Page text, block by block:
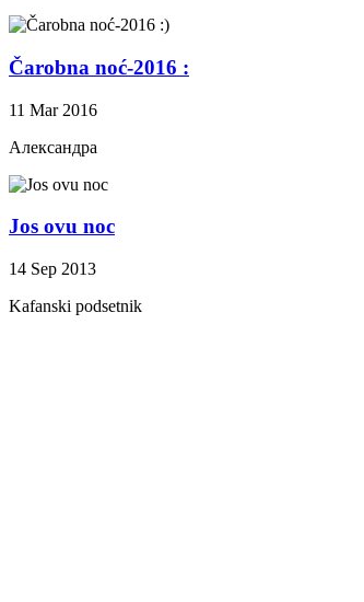
Čarobna noć-2016 :
11 Mar 2016
Александра
Jos ovu noc
14 Sep 2013
Kafanski podsetnik